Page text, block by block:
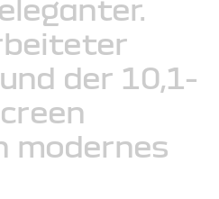
eleganter.
und der 10,1-
modernes